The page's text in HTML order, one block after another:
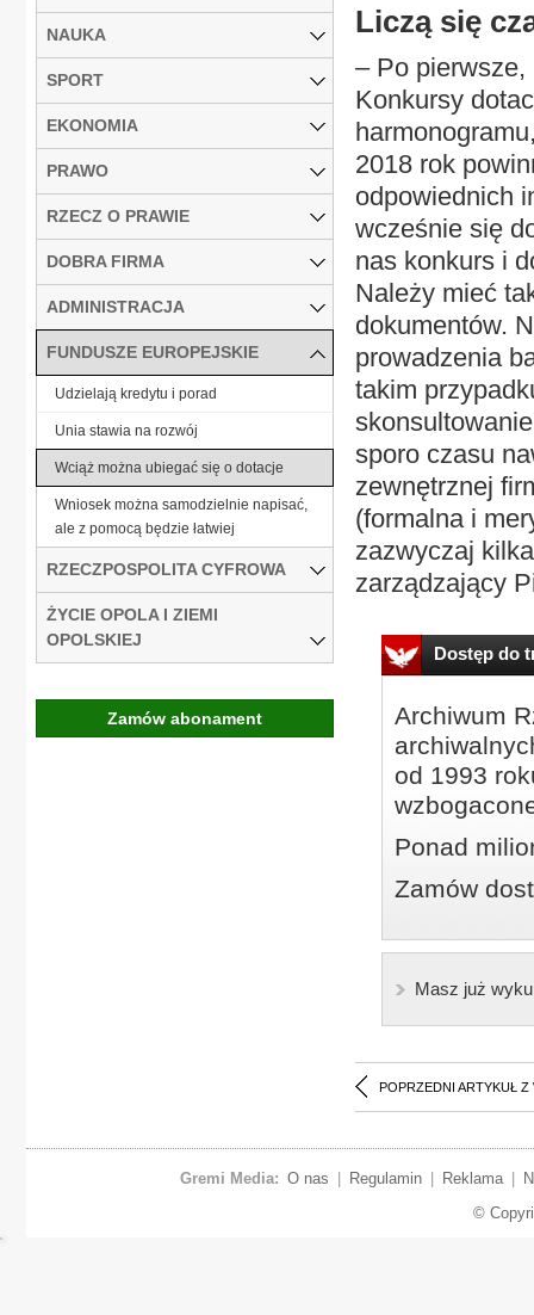
Liczą się
– Po pierwsze,
Konkursy
2018 rok
odpowiednich
wcześnie się
nas konkurs i
Należy mieć
dokumentów.
prowadzenia
takim
sporo czasu
zewnętrznej
(formalna i
zazwyczaj
zarządzający
Dostęp do
Archiwum
od 1993
Ponad
Zamów
Masz już
POPRZEDNI ARTYKUŁ Z
NAUKA
SPORT
EKONOMIA
PRAWO
RZECZ O PRAWIE
DOBRA FIRMA
ADMINISTRACJA
FUNDUSZE EUROPEJSKIE
Udzielają kredytu i porad
Unia stawia na rozwój
Wciąż można ubiegać się o dotacje
Wniosek można samodzielnie napisać,
ale z pomocą będzie łatwiej
RZECZPOSPOLITA CYFROWA
ŻYCIE OPOLA I ZIEMI
OPOLSKIEJ
Zamów abonament
Gremi Media: O nas Regulamin Reklama
©